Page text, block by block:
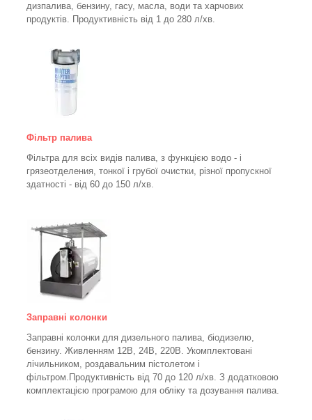
дизпалива, бензину, гасу, масла, води та харчових
продуктів. Продуктивність від 1 до 280 л/хв.
Фільтр палива
Фільтра для всіх видів палива, з функцією водо - і
грязеотделения, тонкої і грубої очистки, різної пропускної
здатності - від 60 до 150 л/хв.
Заправні колонки
Заправні колонки для дизельного палива, біодизелю,
бензину. Живленням 12В, 24В, 220В. Укомплектовані
лічильником, роздавальним пістолетом і
фільтром. Продуктивність від 70 до 120 л/хв. З додатковою
комплектацією програмою для обліку та дозування палива.